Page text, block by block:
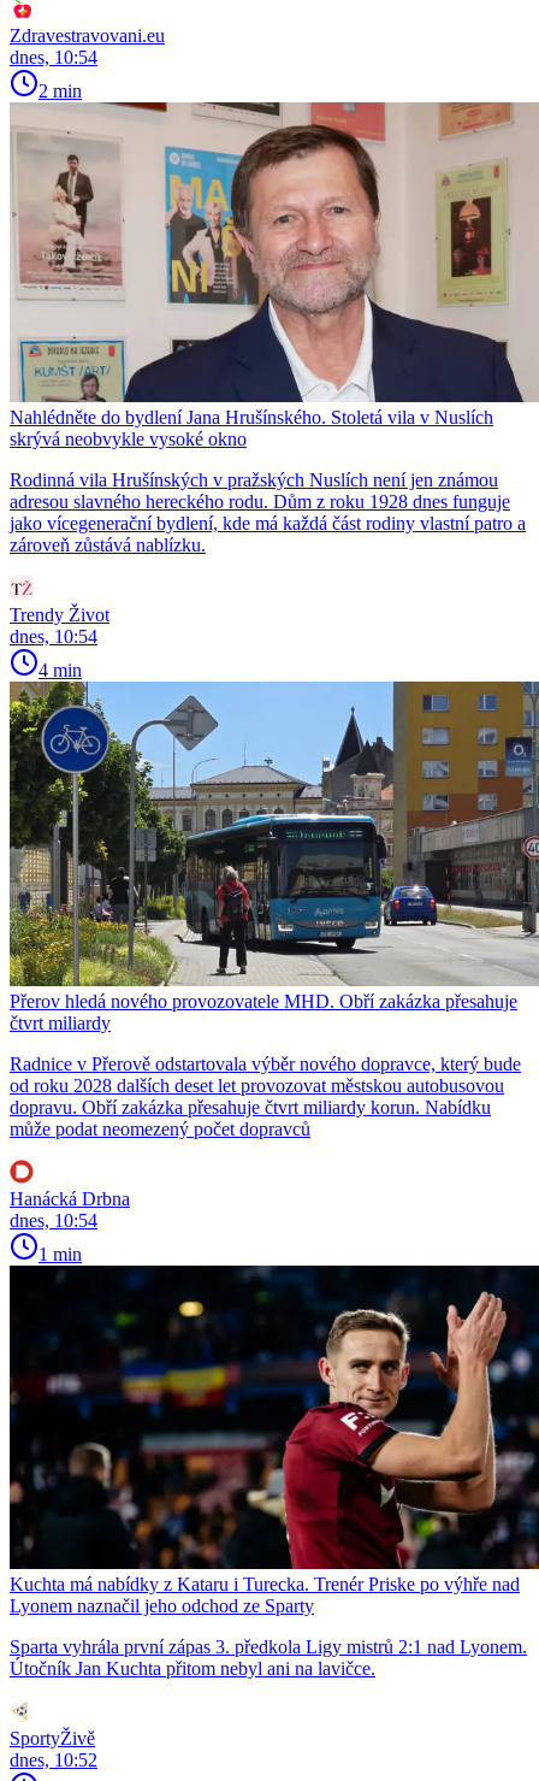
Zdravestravovani.eu
dnes, 10:54
2 min
Nahlédněte do bydlení Jana Hrušínského. Stoletá vila v Nuslích
skrývá neobvykle vysoké okno
Rodinná vila Hrušínských v pražských Nuslích není jen známou
adresou slavného hereckého rodu. Dům z roku 1928 dnes funguje
jako vícegenerační bydlení, kde má každá část rodiny vlastní patro a
zároveň zůstává nablízku.
Trendy Život
dnes, 10:54
4 min
Přerov hledá nového provozovatele MHD. Obří zakázka přesahuje
čtvrt miliardy
Radnice v Přerově odstartovala výběr nového dopravce, který bude
od roku 2028 dalších deset let provozovat městskou autobusovou
dopravu. Obří zakázka přesahuje čtvrt miliardy korun. Nabídku
může podat neomezený počet dopravců
Hanácká Drbna
dnes, 10:54
1 min
Kuchta má nabídky z Kataru i Turecka. Trenér Priske po výhře nad
Lyonem naznačil jeho odchod ze Sparty
Sparta vyhrála první zápas 3. předkola Ligy mistrů 2:1 nad Lyonem.
Útočník Jan Kuchta přitom nebyl ani na lavičce.
SportyŽivě
dnes, 10:52